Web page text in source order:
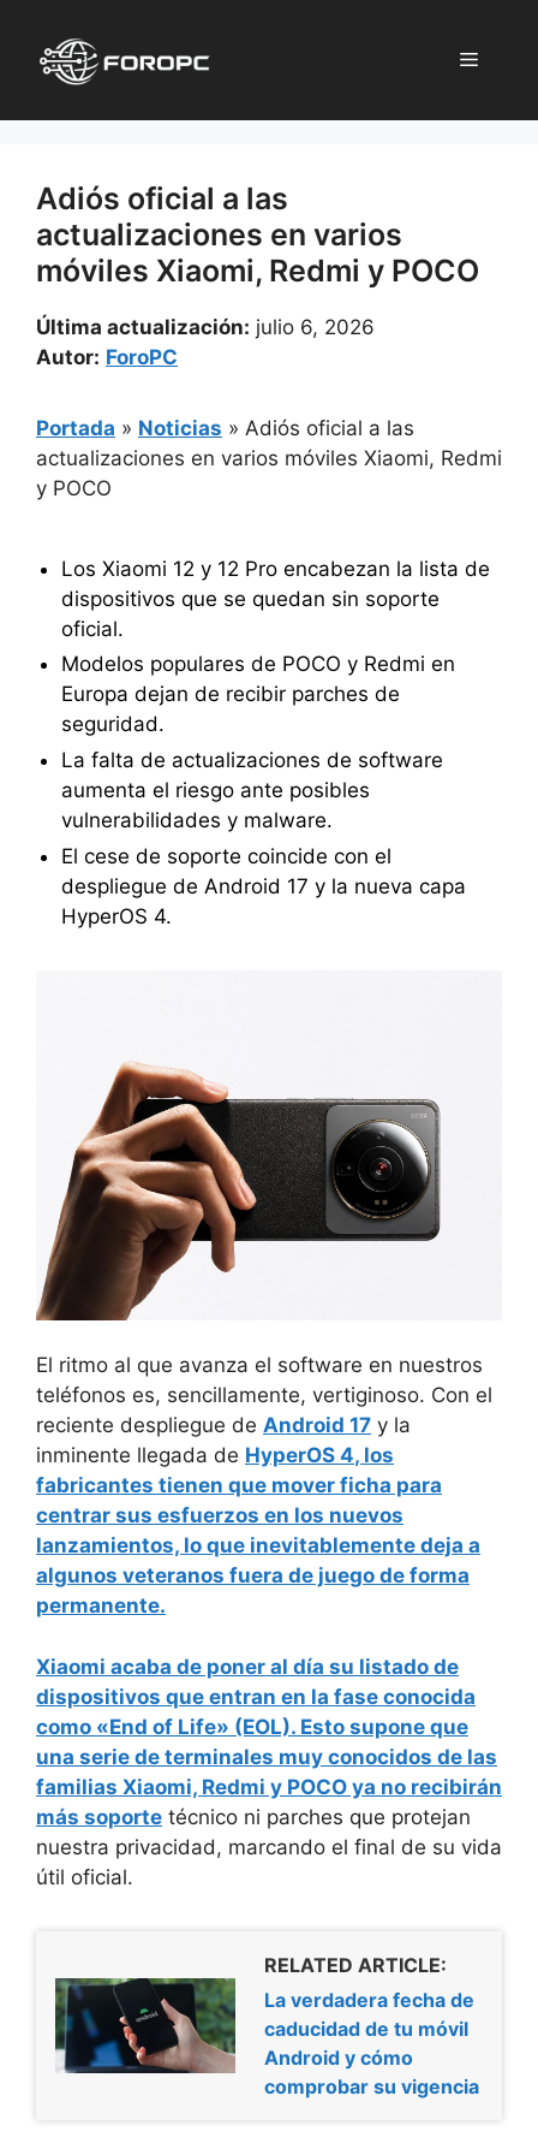
contenido
Menú
Adiós oficial a las
actualizaciones en varios
móviles Xiaomi, Redmi y POCO
Última actualización: julio 6, 2026
Autor: ForoPC
Portada » Noticias » Adiós oficial a las
actualizaciones en varios móviles Xiaomi, Redmi
y POCO
Los Xiaomi 12 y 12 Pro encabezan la lista de
dispositivos que se quedan sin soporte
oficial.
Modelos populares de POCO y Redmi en
Europa dejan de recibir parches de
seguridad.
La falta de actualizaciones de software
aumenta el riesgo ante posibles
vulnerabilidades y malware.
El cese de soporte coincide con el
despliegue de Android 17 y la nueva capa
HyperOS 4.
El ritmo al que avanza el software en nuestros
teléfonos es, sencillamente, vertiginoso. Con el
reciente despliegue de Android 17 y la
inminente llegada de HyperOS 4, los
fabricantes tienen que mover ficha para
centrar sus esfuerzos en los nuevos
lanzamientos, lo que inevitablemente deja a
algunos veteranos fuera de juego de forma
permanente.
Xiaomi acaba de poner al día su listado de
dispositivos que entran en la fase conocida
como «End of Life» (EOL). Esto supone que
una serie de terminales muy conocidos de las
familias Xiaomi, Redmi y POCO ya no recibirán
más soporte técnico ni parches que protejan
nuestra privacidad, marcando el final de su vida
útil oficial.
RELATED ARTICLE:
La verdadera fecha de
caducidad de tu móvil
Android y cómo
comprobar su vigencia